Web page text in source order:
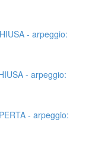
- arpeggio:
- arpeggio:
- arpeggio: